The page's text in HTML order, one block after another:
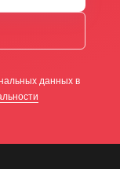
данных в